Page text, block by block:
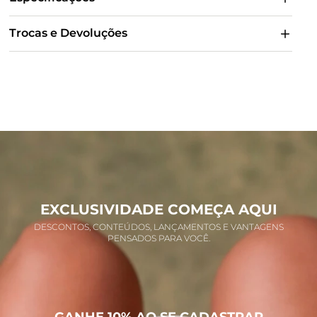
Trocas e Devoluções
EXCLUSIVIDADE COMEÇA AQUI
DESCONTOS, CONTEÚDOS, LANÇAMENTOS E VANTAGENS
PENSADOS PARA VOCÊ.